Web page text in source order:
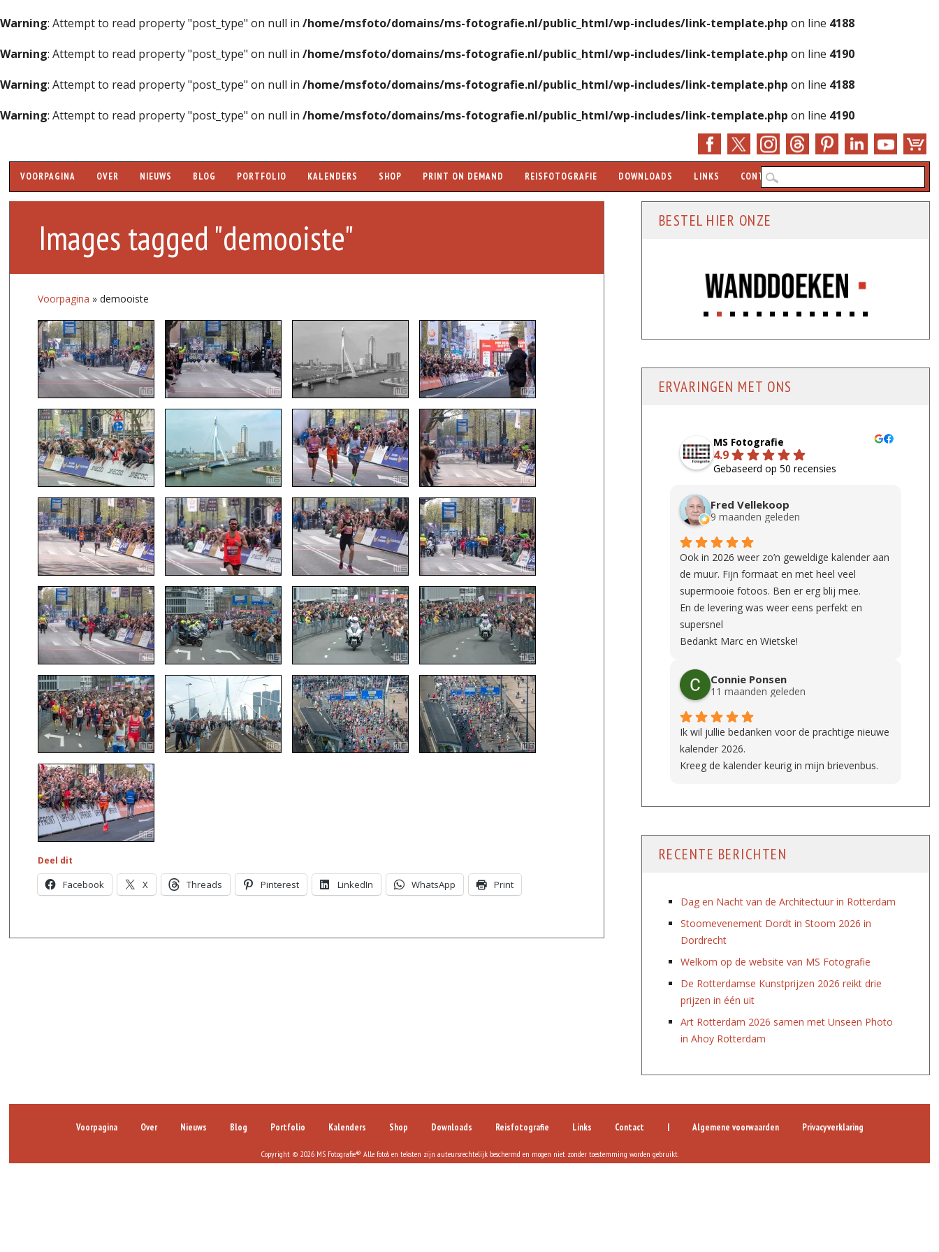
Warning: Attempt to read property "post_type" on null in /home/msfoto/domains/ms-fotografie.nl/public_html/wp-includes/link-template.php on line 4188
Warning: Attempt to read property "post_type" on null in /home/msfoto/domains/ms-fotografie.nl/public_html/wp-includes/link-template.php on line 4190
Warning: Attempt to read property "post_type" on null in /home/msfoto/domains/ms-fotografie.nl/public_html/wp-includes/link-template.php on line 4188
Warning: Attempt to read property "post_type" on null in /home/msfoto/domains/ms-fotografie.nl/public_html/wp-includes/link-template.php on line 4190
Hoofdmenu
VOORPAGINA OVER NIEUWS BLOG PORTFOLIO KALENDERS SHOP PRINT ON DEMAND REISFOTOGRAFIE DOWNLOADS LINKS CONTACT
Images tagged "demooiste"
Voorpagina »demooiste
Deel dit
Facebook X Threads Pinterest LinkedIn WhatsApp Print
BESTEL HIER ONZE
ERVARINGEN MET ONS
MS Fotografie
4.9
Gebaseerd op 50 recensies
Fred Vellekoop
9 maanden geleden
Ook in 2026 weer zo’n geweldige kalender aan
de muur. Fijn formaat en met heel veel
supermooie fotoos. Ben er erg blij mee.
En de levering was weer eens perfekt en
supersnel
Bedankt Marc en Wietske!
Connie Ponsen
11 maanden geleden
Ik wil jullie bedanken voor de prachtige nieuwe
kalender 2026.
Kreeg de kalender keurig in mijn brievenbus.
RECENTE BERICHTEN
Dag en Nacht van de Architectuur in Rotterdam
Stoomevenement Dordt in Stoom 2026 in
Dordrecht
Welkom op de website van MS Fotografie
De Rotterdamse Kunstprijzen 2026 reikt drie
prijzen in één uit
Art Rotterdam 2026 samen met Unseen Photo
in Ahoy Rotterdam
Voorpagina Over Nieuws Blog Portfolio Kalenders Shop Downloads Reisfotografie Links Contact | Algemene voorwaarden Privacyverklaring
Copyright © 2026 MS Fotografie® Alle foto's en teksten zijn auteursrechtelijk beschermd en mogen niet zonder toestemming worden gebruikt.